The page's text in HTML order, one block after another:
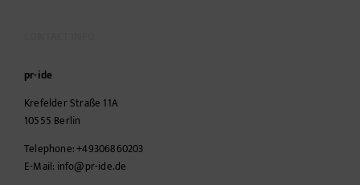
pr-ide
Krefelder Straße 11A
10555 Berlin
Telephone:+49306860203
E-Mail: info@pr-ide.de